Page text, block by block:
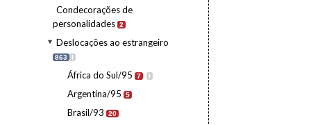
Condecorações de
personalidades 2
Deslocações ao estrangeiro
863 I
África do Sul/95 7 I
Argentina/95 5
Brasil/93 20